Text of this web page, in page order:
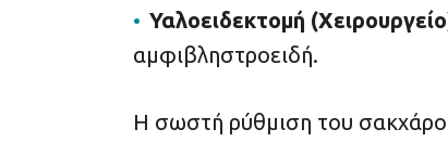
Υαλοειδεκτομή
αμφιβληστροειδή.
Η σωστή ρύθμιση του